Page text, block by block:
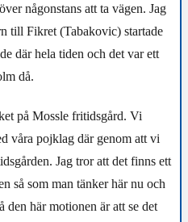
någonstans att ta vägen. Jag
till Fikret (Tabakovic) startade
där hela tiden och det var ett
då.
på Mossle fritidsgård. Vi
våra pojklag där genom att vi
Jag tror att det finns ett
så som man tänker här nu och
den här motionen är att se det